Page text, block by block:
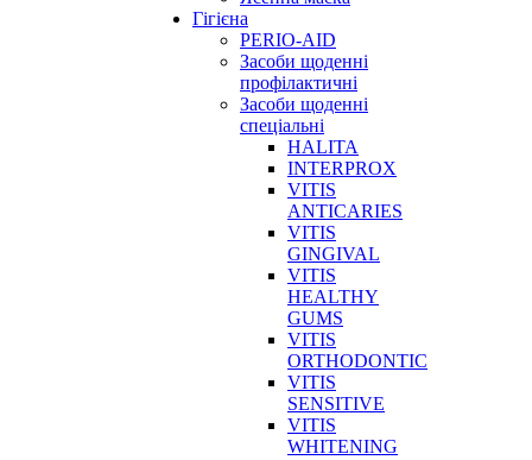
Гігієна
PERIO-AID
Засоби щоденні
профілактичні
Засоби щоденні
спеціальні
HALITA
INTERPROX
VITIS
ANTICARIES
VITIS
GINGIVAL
VITIS
HEALTHY
GUMS
VITIS
ORTHODONTIC
VITIS
SENSITIVE
VITIS
WHITENING